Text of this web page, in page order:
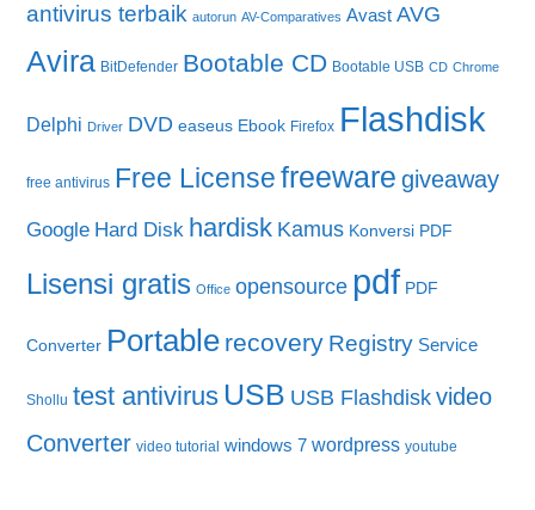
antivirus terbaik autorun AV-Comparatives Avast AVG
Avira BitDefender Bootable CD Bootable USB CD Chrome
Delphi Driver DVD easeus Ebook Firefox Flashdisk
free antivirus Free License freeware giveaway
Google Hard Disk hardisk Kamus Konversi PDF
Lisensi gratis Office opensource pdf PDF
Converter Portable recovery Registry Service
Shollu test antivirus USB USB Flashdisk video
Converter video tutorial windows 7 wordpress youtube